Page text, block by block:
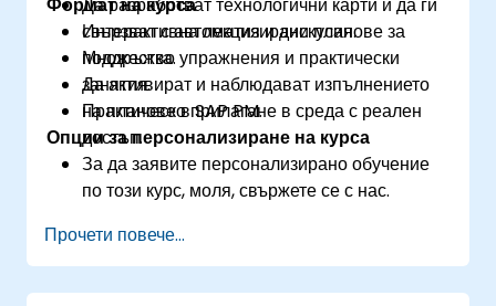
свързват с автоматизирани планове за
поддръжка.
Да активират и наблюдават изпълнението
на планове в SAP PM.
Интерактивна лекция и дискусия.
Множество упражнения и практически
занятия.
Практическо прилагане в среда с реален
достъп.
Опции за персонализиране на курса
За да заявите персонализирано обучение
по този курс, моля, свържете се с нас.
Прочети повече...